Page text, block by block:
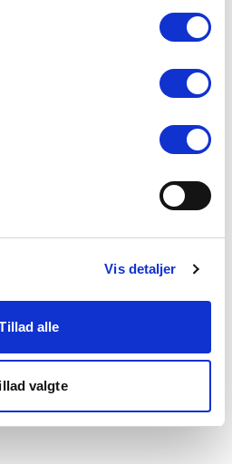
brug af cookies under
videre til vores Cookiepolitik,
Vis detaljer
alle
valgte